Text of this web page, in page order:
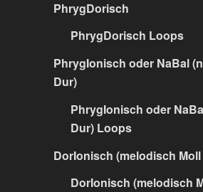
PhrygDorisch
PhrygDorisch Loops
PhrygIonisch oder NaBal
Dur)
PhrygIonisch oder
Dur) Loops
DorIonisch (melodisch
DorIonisch (melodisch